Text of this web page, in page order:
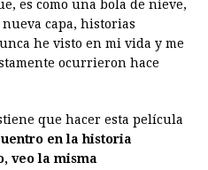
es como una bola de nieve,
capa, historias
he visto en mi vida y me
ocurrieron hace
que hacer esta película
en la historia
veo la misma